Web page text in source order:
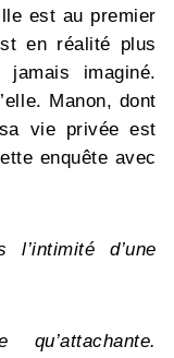
est au premier
en réalité plus
jamais imaginé.
Manon, dont
vie privée est
enquête avec
l’intimité d’une